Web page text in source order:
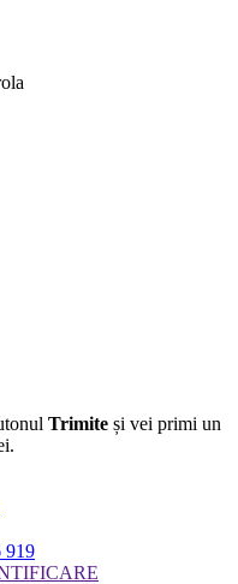
Trimite și vei primi un
919